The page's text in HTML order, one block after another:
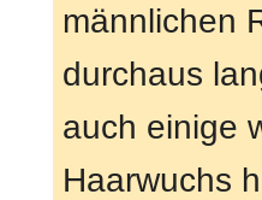
männlichen
durchaus
auch einige
Haarwuchs